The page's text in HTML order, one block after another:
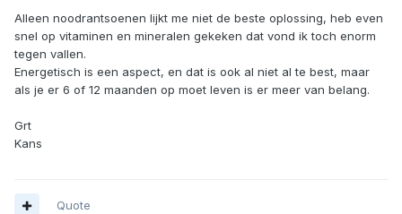
Alleen noodrantsoenen lijkt me niet de beste oplossing, heb even
snel op vitaminen en mineralen gekeken dat vond ik toch enorm
tegen vallen.
Energetisch is een aspect, en dat is ook al niet al te best, maar
als je er 6 of 12 maanden op moet leven is er meer van belang.
Grt
Kans
Quote